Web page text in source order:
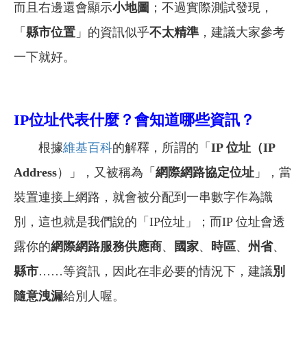
而且右邊還會顯示小地圖 ；不過實際測試發現，
「 縣市位置 」的資訊似乎不太精準 ，建議大家參考
一下就好。
IP位址代表什麼？會知道哪些資訊？
根據維基百科的解釋，所謂的「 IP 位址（IP
Address）」，又被稱為「 網際網路協定位址 」，當
裝置連接上網路，就會被分配到一串數字作為識
別，這也就是我們說的「IP位址」；而IP 位址會透
露你的網際網路服務供應商、 國家、 時區、 州省、
縣市……等資訊，因此在非必要的情況下，建議別
隨意洩漏給別人喔。